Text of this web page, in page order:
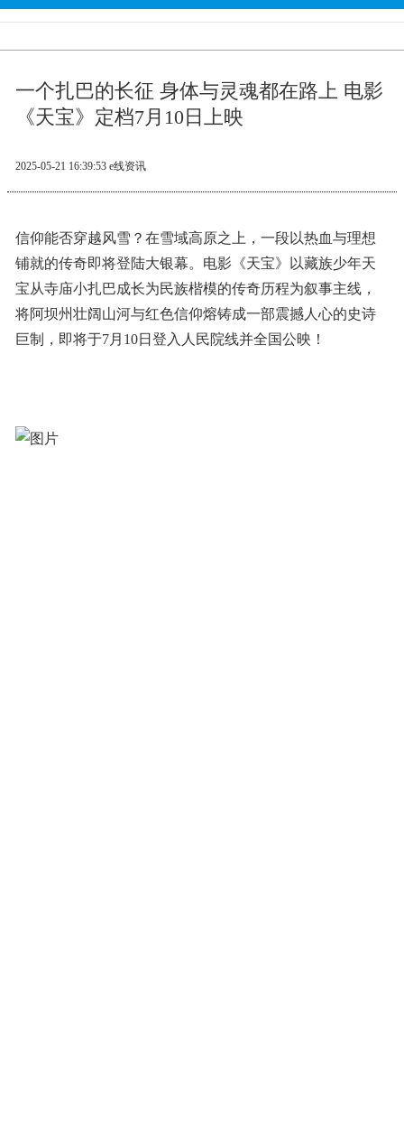
一个扎巴的长征 身体与灵魂都在路上 电影
《天宝》定档7月10日上映
2025-05-21 16:39:53 e线资讯
信仰能否穿越风雪？在雪域高原之上，一段以热血与理想
铺就的传奇即将登陆大银幕。电影《天宝》以藏族少年天
宝从寺庙小扎巴成长为民族楷模的传奇历程为叙事主线，
将阿坝州壮阔山河与红色信仰熔铸成一部震撼人心的史诗
巨制，即将于7月10日登入人民院线并全国公映！